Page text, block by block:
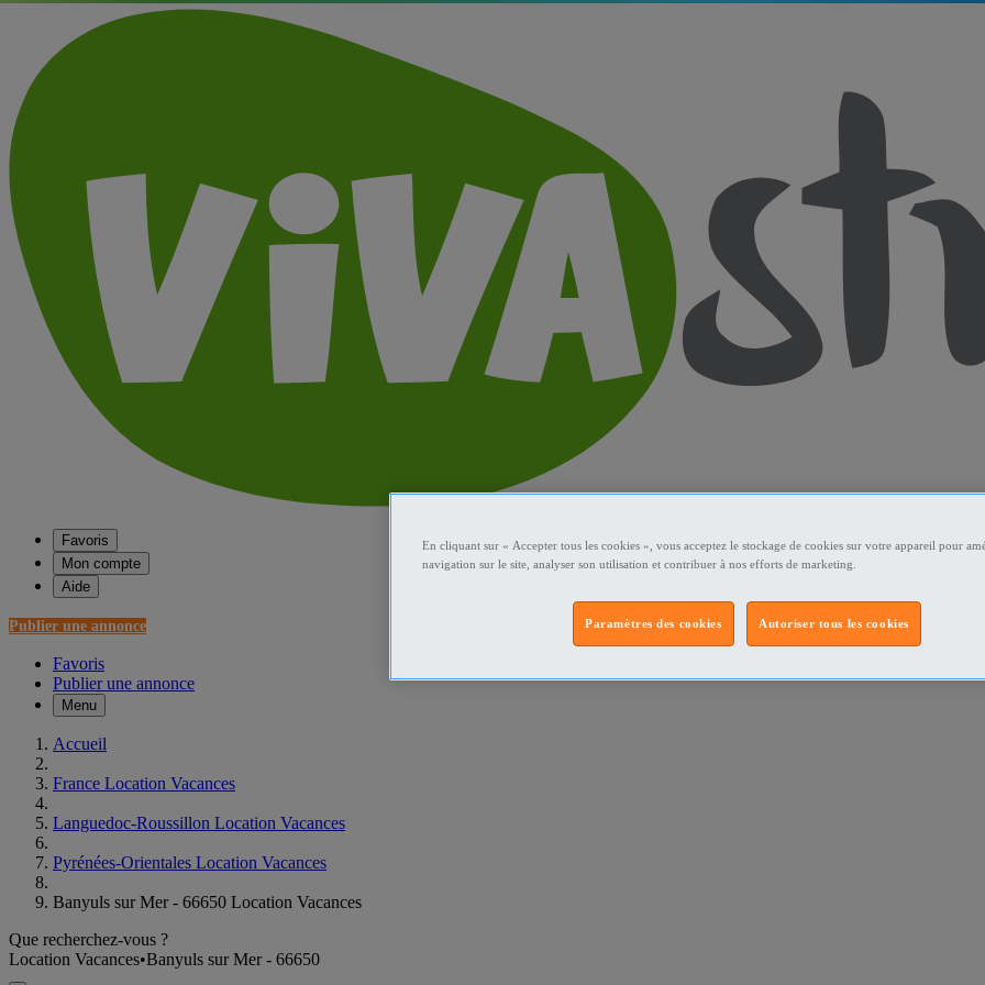
Favoris
Mon compte
Aide
Publier une annonce
Favoris
Publier une annonce
Menu
Accueil
France Location Vacances
Languedoc-Roussillon Location Vacances
Pyrénées-Orientales Location Vacances
Banyuls sur Mer - 66650 Location Vacances
Que recherchez-vous ?
Location Vacances•Banyuls sur Mer - 66650
En cliquant sur « Accepter tous les cookies », vous acceptez le stockage de cookies sur votre appareil pour
navigation sur le site, analyser son utilisation et contribuer à nos efforts de marketing.
Autoriser tous les cookies
Paramètres des cookies